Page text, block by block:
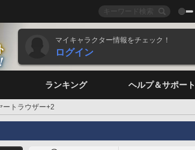
マイキャラクター情報をチェック！
ログイン
ランキング ヘルプ＆サポート
ートラウザー+2